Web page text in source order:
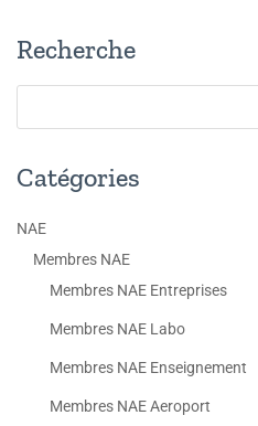
Recherche
Catégories
NAE
Membres NAE
Membres NAE Entreprises
Membres NAE Labo
Membres NAE Enseignement
Membres NAE Aeroport